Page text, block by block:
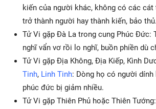
kiến của người khác, không có các
trở thành người hay thành kiến, bảo thủ.
Tử Vi gặp Đà La trong cung Phúc Đức:
nghĩ vẩn vơ rồi lo nghĩ, buồn phiền dù
Tử Vi gặp Địa Không, Địa Kiếp, Kình
Tinh, Linh Tinh: Dòng họ có người dính
phúc đức bị giảm nhiều.
Tử Vi gặp Thiên Phủ hoặc Thiên